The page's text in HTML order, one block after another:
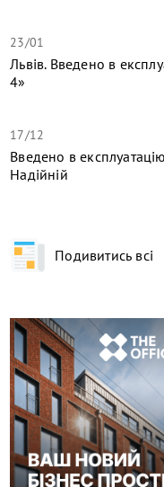
23/01
Львів. Введено в
4»
17/12
​Введено в
Надійній
Подивитись всі